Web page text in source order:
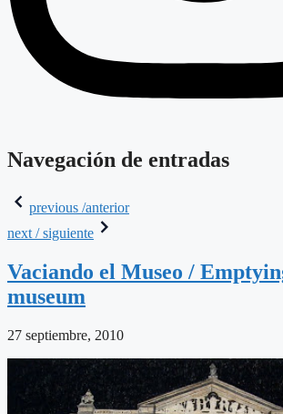
Navegación de entradas
previous /anterior
next / siguiente
Vaciando el Museo /
museum
27 septiembre, 2010